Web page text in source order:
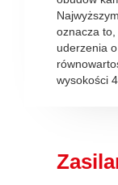
oznacza
uderzenia
wysokości